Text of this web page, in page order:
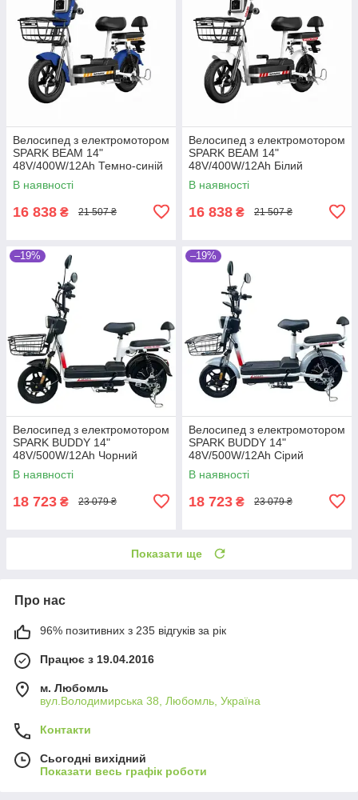
Велосипед з електромотором
SPARK BEAM 14"
48V/400W/12Ah Темно-синій
В наявності
16 838 ₴ 21 507 ₴
Велосипед з електромотором
SPARK BEAM 14"
48V/400W/12Ah Білий
В наявності
16 838 ₴ 21 507 ₴
–19%
Велосипед з електромотором
SPARK BUDDY 14"
48V/500W/12Ah Чорний
В наявності
18 723 ₴ 23 079 ₴
–19%
Велосипед з електромотором
SPARK BUDDY 14"
48V/500W/12Ah Сірий
В наявності
18 723 ₴ 23 079 ₴
Показати ще
Про нас
96% позитивних з 235 відгуків за рік
Працює з 19.04.2016
м. Любомль
вул.Володимирська 38, Любомль, Україна
Контакти
Сьогодні вихідний
Показати весь графік роботи